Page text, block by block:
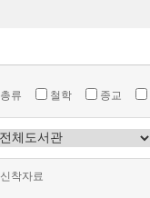
총류 철학 종교
신착자료